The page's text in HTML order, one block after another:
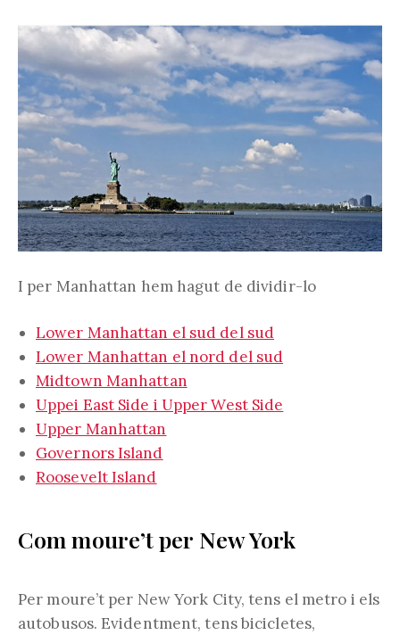
I per Manhattan hem hagut de dividir-lo
Lower Manhattan el sud del sud
Lower Manhattan el nord del sud
Midtown Manhattan
Uppei East Side i Upper West Side
Upper Manhattan
Governors Island
Roosevelt Island
Com moure’t per New York
Per moure’t per New York City, tens el metro i els
autobusos. Evidentment, tens bicicletes,